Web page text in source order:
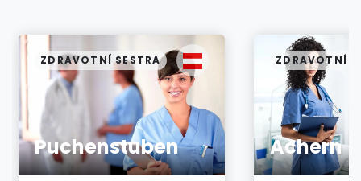
Puchenstuben
ZDRAVOTNÍ SESTRA
Achern
ZDRAVOTNÍ